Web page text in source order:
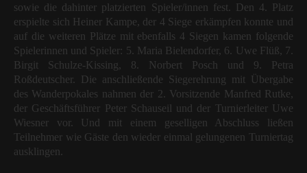
sowie die dahinter platzierten Spieler/innen fest. Den 4. Platz
erspielte sich Heiner Kampe, der 4 Siege erkämpfen konnte und
auf die weiteren Plätze mit ebenfalls 4 Siegen kamen folgende
Spielerinnen und Spieler: 5. Maria Bielendorfer, 6. Uwe Flüß, 7.
Birgit Schulze-Kissing, 8. Norbert Posch und 9. Petra
Roßdeutscher. Die anschließende Siegerehrung mit Übergabe
des Wanderpokales nahmen der 2. Vorsitzende Manfred Rutke,
der Geschäftsführer Peter Schauseil und der Turnierleiter Uwe
Wiesner vor. Und mit einem geselligen Abschluss ließen
Teilnehmer wie Gäste den wieder einmal gelungenen Turniertag
ausklingen.